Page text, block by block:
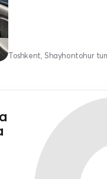
Toshkent, Shayhontohur